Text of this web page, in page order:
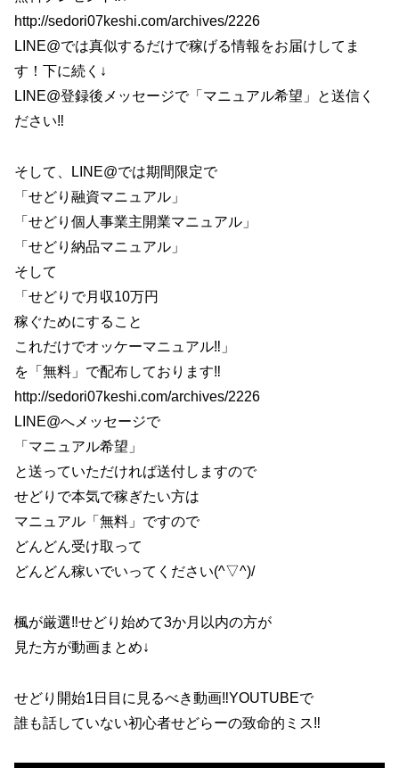
http://sedori07keshi.com/archives/2226
LINE@では真似するだけで稼げる情報をお届けしてま
す！下に続く↓
LINE@登録後メッセージで「マニュアル希望」と送信く
ださい‼
そして、LINE@では期間限定で
「せどり融資マニュアル」
「せどり個人事業主開業マニュアル」
「せどり納品マニュアル」
そして
「せどりで月収10万円
稼ぐためにすること
これだけでオッケーマニュアル‼」
を「無料」で配布しております‼
http://sedori07keshi.com/archives/2226
LINE@へメッセージで
「マニュアル希望」
と送っていただければ送付しますので
せどりで本気で稼ぎたい方は
マニュアル「無料」ですので
どんどん受け取って
どんどん稼いでいってください(^▽^)/
楓が厳選‼せどり始めて3か月以内の方が
見た方が動画まとめ↓
せどり開始1日目に見るべき動画‼YOUTUBEで
誰も話していない初心者せどらーの致命的ミス‼